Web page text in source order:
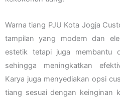
Warna tiang PJU Kota Jogja
tampilan yang modern dan
estetik tetapi juga membantu
sehingga meningkatkan
Karya juga menyediakan opsi
tiang sesuai dengan keinginan